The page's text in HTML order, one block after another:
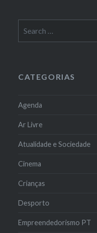
for:
CATEGORIAS
Agenda
Ar Livre
Atualidade e Sociedade
Cinema
Crianças
Desporto
Empreendedorismo PT